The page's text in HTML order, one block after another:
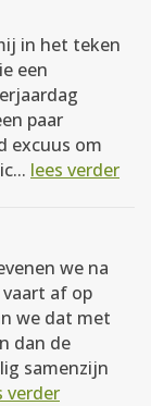
in het teken
een
paar
excuus om
lees verder
we na
af op
we dat met
dan de
samenzijn
verder